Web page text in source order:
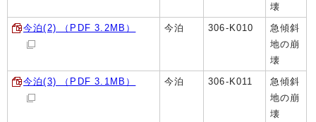
壊
今泊(2) （PDF 3.2MB）
今泊 306-K010
急傾斜
地の崩
壊
今泊(3) （PDF 3.1MB）
今泊 306-K011
急傾斜
地の崩
壊